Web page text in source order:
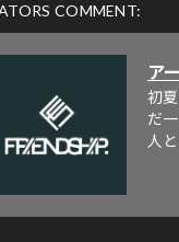
COMMENT:
ア
初
だ
人